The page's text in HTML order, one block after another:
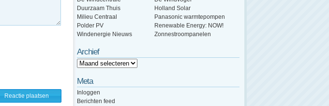
Duurzaam Thuis
Holland Solar
Milieu Centraal
Panasonic warmtepompen
Polder PV
Renewable Energy: NOW!
Windenergie Nieuws
Zonnestroompanelen
Archief
Meta
Inloggen
Berichten feed